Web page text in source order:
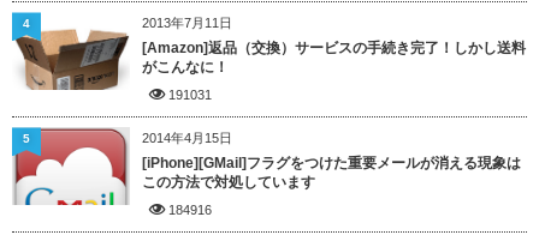
2013年7月11日
[Amazon]返品（交換）サービスの手続き完了！しかし送料
がこんなに！
191031
4
2014年4月15日
[iPhone][GMail]フラグをつけた重要メールが消える現象は
この方法で対処しています
184916
5